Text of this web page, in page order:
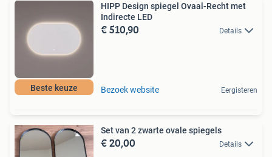
Beste keuze
HIPP Design spiegel Ovaal-Recht met
Indirecte LED
€ 510,90 Details
Bezoek website Eergisteren
Set van 2 zwarte ovale spiegels
€ 20,00 Details